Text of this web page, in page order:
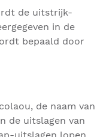
de uitstrijk-
in de
bepaald door
de naam van
de uitslagen van